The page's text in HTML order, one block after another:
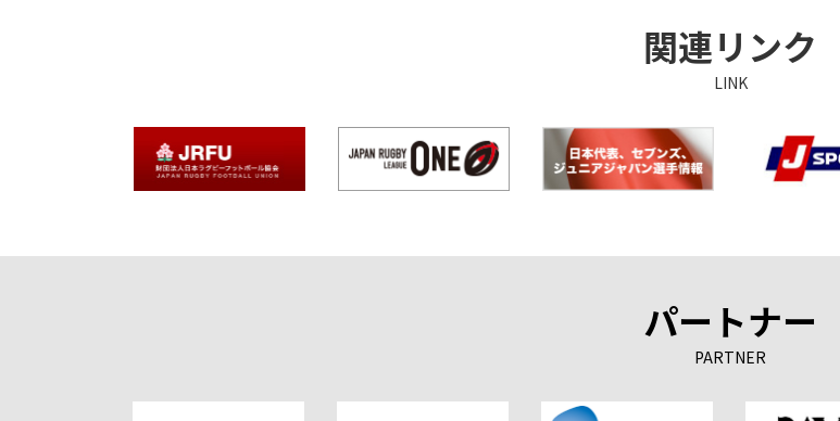
関連リンク
LINK
パートナー
PARTNER